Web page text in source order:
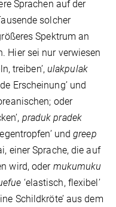
Sprachen auf der
solcher
Spektrum an
Hier sei nur verwiesen
treiben’, ulakpulak
Erscheinung’ und
oder
praduk pradek
undgreep
einer Sprache, die auf
wird, oder mukumuku
‘elastisch, flexibel’
Schildkröte’ aus dem